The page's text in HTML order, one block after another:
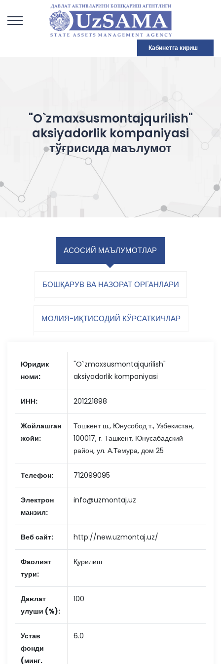
Кабинетга кириш
"O`zmaxsusmontajqurilish"
aksiyadorlik kompaniyasi
тўғрисида маълумот
АСОСИЙ МАЪЛУМОТЛАР
БОШҚАРУВ ВА НАЗОРАТ ОРГАНЛАРИ
МОЛИЯ-ИҚТИСОДИЙ КЎРСАТКИЧЛАР
Юридик
номи:
"O`zmaxsusmontajqurilish"
aksiyadorlik kompaniyasi
ИНН: 201221898
Жойлашган
жойи:
Тошкент ш., Юнусобод т., Узбекистан,
100017, г. Ташкент, Юнусабадский
район, ул. А.Темура, дом 25
Телефон: 712099095
Электрон
манзил:
info@uzmontaj.uz
Веб сайт: http://new.uzmontaj.uz/
Фаолият
тури:
Қурилиш
Давлат
улуши (%):
100
Устав
фонди
(минг.
6.0